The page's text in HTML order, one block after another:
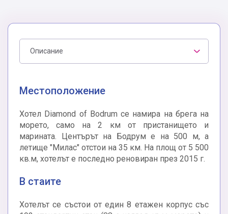
Описание
Местоположение
Хотел Diamond of Bodrum се намира на брега на
морето, само на 2 км от пристанището и
марината. Центърът на Бодрум е на 500 м, а
летище "Милас" отстои на 35 км. На площ от 5 500
кв.м, хотелът е последно реновиран през 2015 г.
В стаите
Хотелът се състои от един 8 етажен корпус със